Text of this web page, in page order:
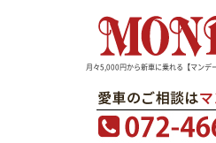
月々5,000円から新車に乗れる【マンデ